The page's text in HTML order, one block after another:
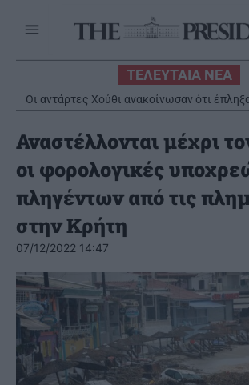
ΤΕΛΕΥΤΑΙΑ ΝΕΑ
Οι αντάρτες Χούθι ανακοίνωσαν ότι
διυλιστήριο στην ακτή της
Αναστέλλονται μέχρι
οι φορολογικές
πληγέντων από τις
στην Κρήτη
07/12/2022 14:47